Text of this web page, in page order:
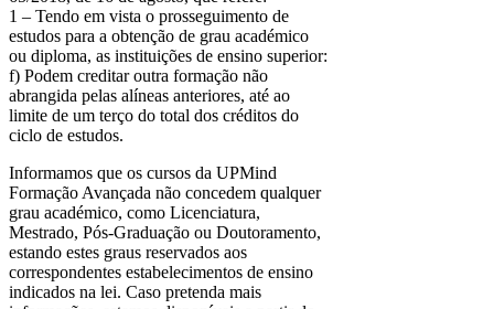
1 – Tendo em vista o prosseguimento de
estudos para a obtenção de grau académico
ou diploma, as instituições de ensino superior:
f) Podem creditar outra formação não
abrangida pelas alíneas anteriores, até ao
limite de um terço do total dos créditos do
ciclo de estudos.
Informamos que os cursos da UPMind
Formação Avançada não concedem qualquer
grau académico, como Licenciatura,
Mestrado, Pós-Graduação ou Doutoramento,
estando estes graus reservados aos
correspondentes estabelecimentos de ensino
indicados na lei. Caso pretenda mais